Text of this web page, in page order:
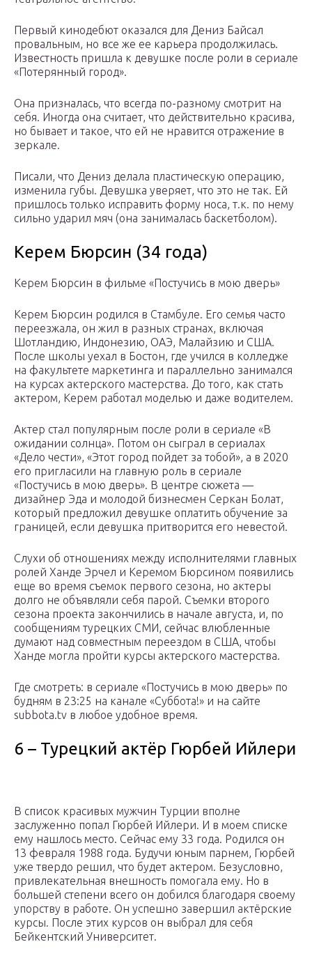
Первый кинодебют оказался для Дениз Байсал
провальным, но все же ее карьера продолжилась.
Известность пришла к девушке после роли в сериале
«Потерянный город».
Она призналась, что всегда по-разному смотрит на
себя. Иногда она считает, что действительно красива,
но бывает и такое, что ей не нравится отражение в
зеркале.
Писали, что Дениз делала пластическую операцию,
изменила губы. Девушка уверяет, что это не так. Ей
пришлось только исправить форму носа, т.к. по нему
сильно ударил мяч (она занималась баскетболом).
Керем Бюрсин (34 года)
Керем Бюрсин в фильме «Постучись в мою дверь»
Керем Бюрсин родился в Стамбуле. Его семья часто
переезжала, он жил в разных странах, включая
Шотландию, Индонезию, ОАЭ, Малайзию и США.
После школы уехал в Бостон, где учился в колледже
на факультете маркетинга и параллельно занимался
на курсах актерского мастерства. До того, как стать
актером, Керем работал моделью и даже водителем.
Актер стал популярным после роли в сериале «В
ожидании солнца». Потом он сыграл в сериалах
«Дело чести», «Этот город пойдет за тобой», а в 2020
его пригласили на главную роль в сериале
«Постучись в мою дверь». В центре сюжета —
дизайнер Эда и молодой бизнесмен Серкан Болат,
который предложил девушке оплатить обучение за
границей, если девушка притворится его невестой.
Слухи об отношениях между исполнителями главных
ролей Ханде Эрчел и Керемом Бюрсином появились
еще во время съемок первого сезона, но актеры
долго не объявляли себя парой. Съемки второго
сезона проекта закончились в начале августа, и, по
сообщениям турецких СМИ, сейчас влюбленные
думают над совместным переездом в США, чтобы
Ханде могла пройти курсы актерского мастерства.
Где смотреть: в сериале «Постучись в мою дверь» по
будням в 23:25 на канале «Суббота!» и на сайте
subbota.tv в любое удобное время.
6 – Турецкий актёр Гюрбей Ийлери
В список красивых мужчин Турции вполне
заслуженно попал Гюрбей Ийлери. И в моем списке
ему нашлось место. Сейчас ему 33 года. Родился он
13 февраля 1988 года. Будучи юным парнем, Гюрбей
уже твердо решил, что будет актером. Безусловно,
привлекательная внешность помогала ему. Но в
большей степени всего он добился благодаря своему
упорству в работе. Он успешно завершил актёрские
курсы. После этих курсов он выбрал для себя
Бейкентский Университет.